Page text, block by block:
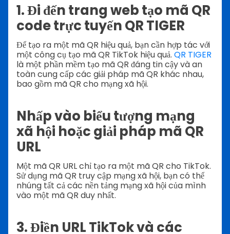
1. Đi đến trang web tạo mã QR
code trực tuyến QR TIGER
Để tạo ra một mã QR hiệu quả, bạn cần hợp tác với
một công cụ tạo mã QR TikTok hiệu quả. QR TIGER
là một phần mềm tạo mã QR đáng tin cậy và an
toàn cung cấp các giải pháp mã QR khác nhau,
bao gồm mã QR cho mạng xã hội.
Nhấp vào biểu tượng mạng
xã hội hoặc giải pháp mã QR
URL
Một mã QR URL chỉ tạo ra một mã QR cho TikTok.
Sử dụng mã QR truy cập mạng xã hội, bạn có thể
nhúng tất cả các nền tảng mạng xã hội của mình
vào một mã QR duy nhất.
3. Điền URL TikTok và các